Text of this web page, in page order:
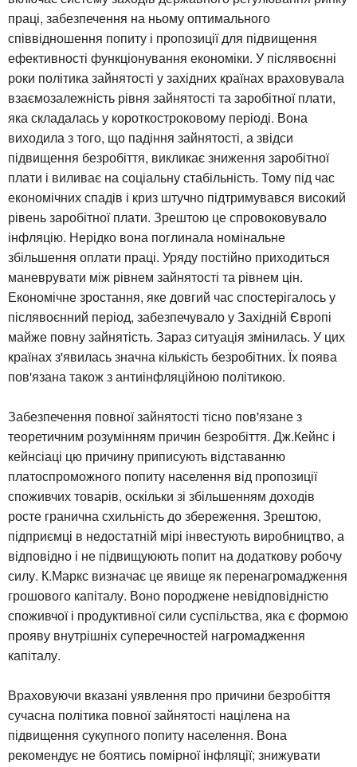
праці, забезпечення на ньому оптимального
співвідношення попиту і пропозиції для підвищення
ефективності функціонування економіки. У післявоєнні
роки політика зайнятості у західних країнах враховувала
взаємозалежність рівня зайнятості та заробітної плати,
яка складалась у короткостроковому періоді. Вона
виходила з того, що падіння зайнятості, а звідси
підвищення безробіття, викликає зниження заробітної
плати і виливає на соціальну стабільність. Тому під час
економічних спадів і криз штучно підтримувався високий
рівень заробітної плати. Зрештою це спровоковувало
інфляцію. Нерідко вона поглинала номінальне
збільшення оплати праці. Уряду постійно приходиться
маневрувати між рівнем зайнятості та рівнем цін.
Економічне зростання, яке довгий час спостерігалось у
післявоєнний період, забезпечувало у Західній Європі
майже повну зайнятість. Зараз ситуація змінилась. У цих
країнах з'явилась значна кількість безробітних. Їх поява
пов'язана також з антиінфляційною політикою.
Забезпечення повної зайнятості тісно пов'язане з
теоретичним розумінням причин безробіття. Дж.Кейнс і
кейнсіаці цю причину приписують відставанню
платоспроможного попиту населення від пропозиції
споживчих товарів, оскільки зі збільшенням доходів
росте гранична схильність до збереження. Зрештою,
підприємці в недостатній мірі інвестують виробництво, а
відповідно і не підвищуюють попит на додаткову робочу
силу. К.Маркс визначає це явище як перенагромадження
грошового капіталу. Воно породжене невідповідністю
споживчої і продуктивної сили суспільства, яка є формою
прояву внутрішніх суперечностей нагромадження
капіталу.
Враховуючи вказані уявлення про причини безробіття
сучасна політика повної зайнятості націлена на
підвищення сукупного попиту населення. Вона
рекомендує не боятись помірної інфляції; знижувати